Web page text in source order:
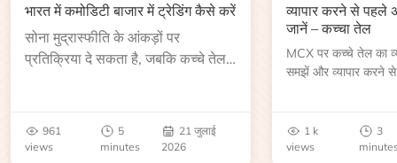
भारत में कमोडिटी बाजार में ट्रेडिंग कैसे करें
सोना मुद्रास्फीति के आंकड़ों पर
प्रतिक्रिया दे सकता है, जबकि कच्चे तेल
961
views
5
minutes
21 जुलाई
2026
व्यापार करने से पहले
जानें – कच्चा तेल
MCX पर कच्चे तेल का
समझें और व्यापार करने
जानें।1 k
views
3